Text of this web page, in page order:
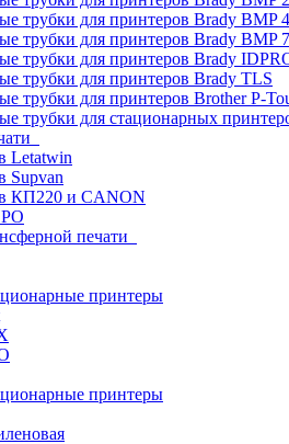
трубки для принтеров Brady BMP
трубки для принтеров Brady BMP
трубки для принтеров Brady
трубки для принтеров Brady TLS
трубки для принтеров Brother P-
трубки для стационарных
Letatwin
Supvan
КП220 и CANON
печати
принтеры
принтеры